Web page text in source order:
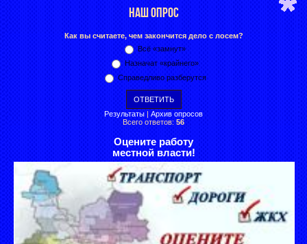
НАШ ОПРОС
Как вы считаете, чем закончится дело с лосем?
Всё «замнут»
Назначат «крайнего»
Справедливо разберутся
Результаты | Архив опросов
Всего ответов: 56
Оцените работу
местной власти!